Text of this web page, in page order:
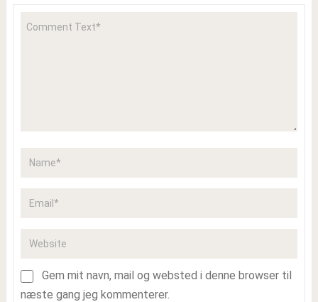
Gem mit navn, mail og websted i denne browser til
næste gang jeg kommenterer.